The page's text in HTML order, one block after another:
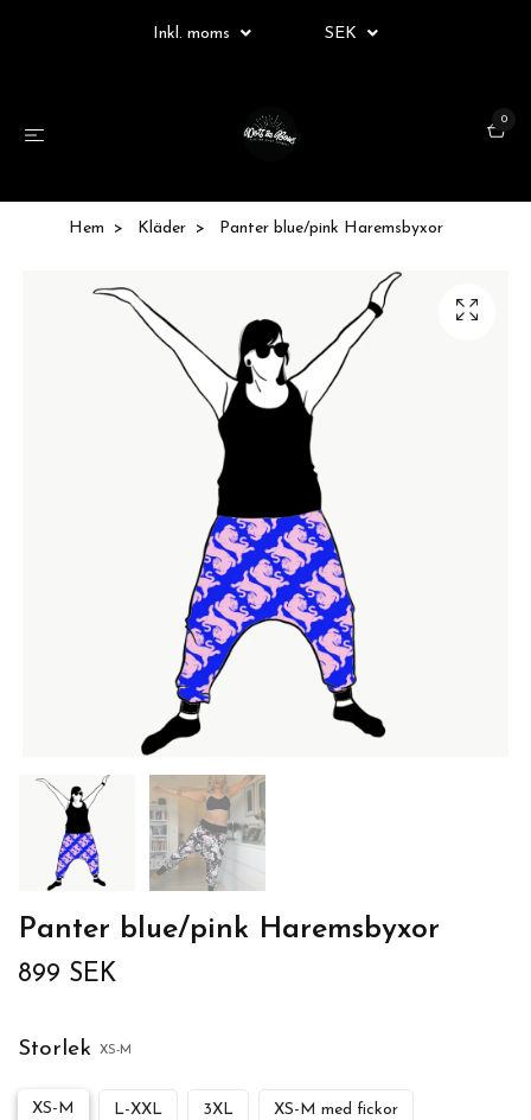
Inkl. moms SEK
0
Hem Kläder Panter blue/pink Haremsbyxor
Panter blue/pink Haremsbyxor
899 SEK
Storlek XS-M
XS-M L-XXL 3XL XS-M med fickor